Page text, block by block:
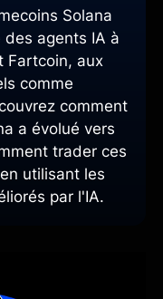
Solana
agents IA à
Fartcoin, aux
comme
comment
a évolué vers
trader ces
utilisant les
par l'IA.